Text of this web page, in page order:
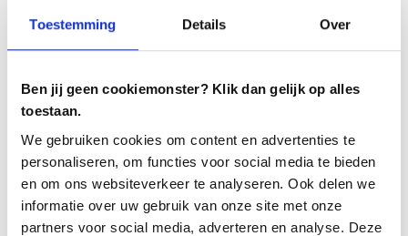
Toestemming Details Over
Ben jij geen cookiemonster? Klik dan gelijk op alles
toestaan.
We gebruiken cookies om content en advertenties te
personaliseren, om functies voor social media te bieden
en om ons websiteverkeer te analyseren. Ook delen we
informatie over uw gebruik van onze site met onze
partners voor social media, adverteren en analyse. Deze
Entwicklungen nennen?
Anwendung Testersuite weiter verbessert. Das gilt
auch für die automatischen Workflows und die
dahinter stehenden E-Mails. Die E-Mails haben ein
völlig neues Design erhalten. Das Berichtsmodul
wurde um neue Funktionen ergänzt, die die
gegenseitige Kommunikation innerhalb der Testteams
erleichtern.